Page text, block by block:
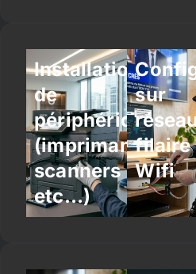
Installation
de
périphériques
(imprimantes,
scanners
etc…)
sur
filaire
Wifi